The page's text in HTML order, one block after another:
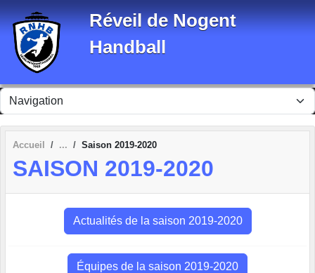
Réveil de Nogent
Handball
Accueil Saison 2019-2020
SAISON 2019-2020
Actualités de la saison 2019-2020
Équipes de la saison 2019-2020